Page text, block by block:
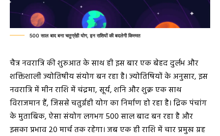
500 साल बाद बना चतुर्ग्रही योग, इन राशियों की बदलेगी किस्मत
चैत्र नवरात्रि की शुरुआत के साथ ही इस बार एक बेहद दुर्लभ और
शक्तिशाली ज्योतिषीय संयोग बन रहा है। ज्योतिषियों के अनुसार, इस
नवरात्रि में मीन राशि में चंद्रमा, सूर्य, शनि और शुक्र एक साथ
विराजमान हैं, जिससे चतुर्ग्रही योग का निर्माण हो रहा है। द्रिक पंचांग
के मुताबिक, ऐसा संयोग लगभग 500 साल बाद बन रहा है और
इसका प्रभाव 20 मार्च तक रहेगा। जब एक ही राशि में चार प्रमुख ग्रह